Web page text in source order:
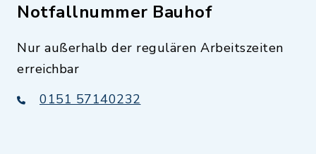
Notfallnummer Bauhof
Nur außerhalb der regulären Arbeitszeiten
erreichbar
0151 57140232